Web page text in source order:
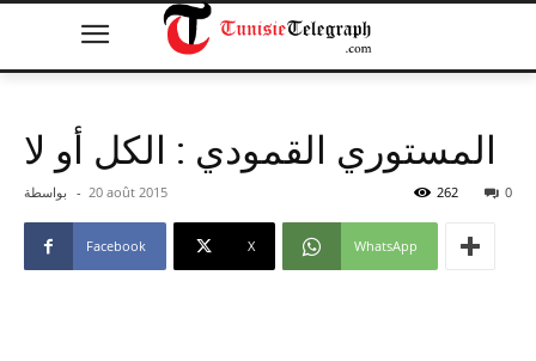
المستوري القمودي : الكل أو لا
بواسطة - 20 août 2015 0
262
Facebook X WhatsApp